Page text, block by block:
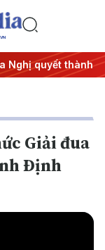
quyết thành
Giải đua
Định